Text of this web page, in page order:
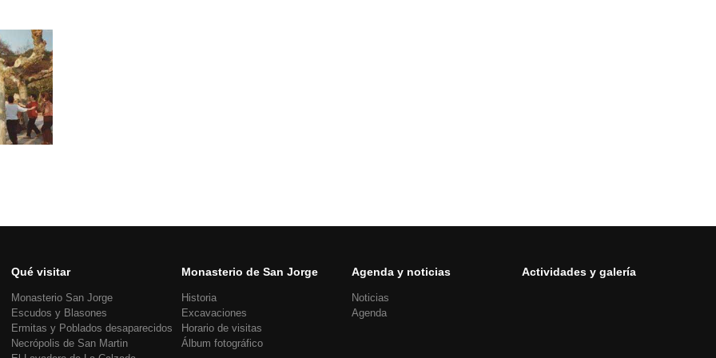
Qué visitar
Monasterio San Jorge
Escudos y Blasones
Ermitas y Poblados desaparecidos
Necrópolis de San Martin
Monasterio de San Jorge
Historia
Excavaciones
Horario de visitas
Álbum fotográfico
Agenda y noticias
Noticias
Agenda
Actividades y galería